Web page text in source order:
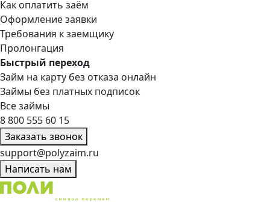
Как оплатить заём
Оформление заявки
Требования к заемщику
Пролонгация
Быстрый переход
Займ на карту без отказа онлайн
Займы без платных подписок
Все займы
8 800 555 60 15
Заказать звонок
support@polyzaim.ru
Написать нам